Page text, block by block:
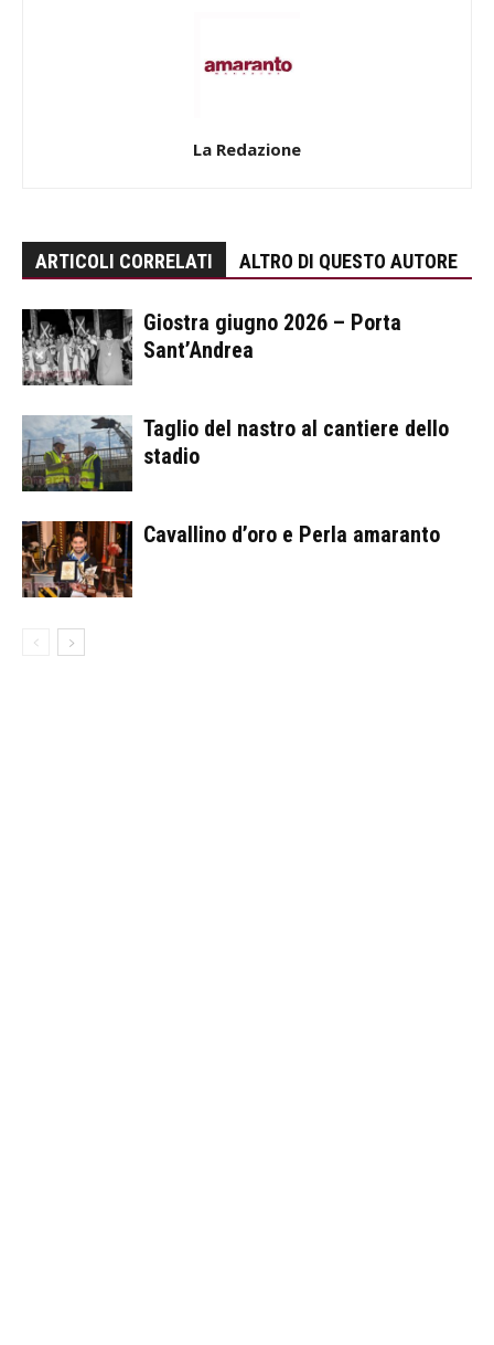
La Redazione
ARTICOLI CORRELATI ALTRO DI QUESTO AUTORE
Giostra giugno 2026 – Porta
Sant’Andrea
Taglio del nastro al cantiere dello
stadio
Cavallino d’oro e Perla amaranto